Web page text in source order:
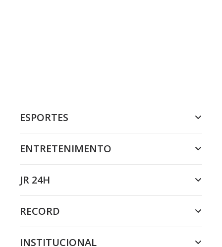
ESPORTES
ENTRETENIMENTO
JR 24H
RECORD
INSTITUCIONAL